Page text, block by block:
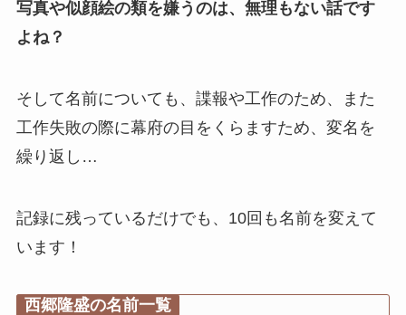
写真や似顔絵の類を嫌うのは、無理もない話です
よね？
そして名前についても、諜報や工作のため、また
工作失敗の際に幕府の目をくらますため、変名を
繰り返し…
記録に残っているだけでも、10回も名前を変えて
います！
西郷隆盛の名前一覧